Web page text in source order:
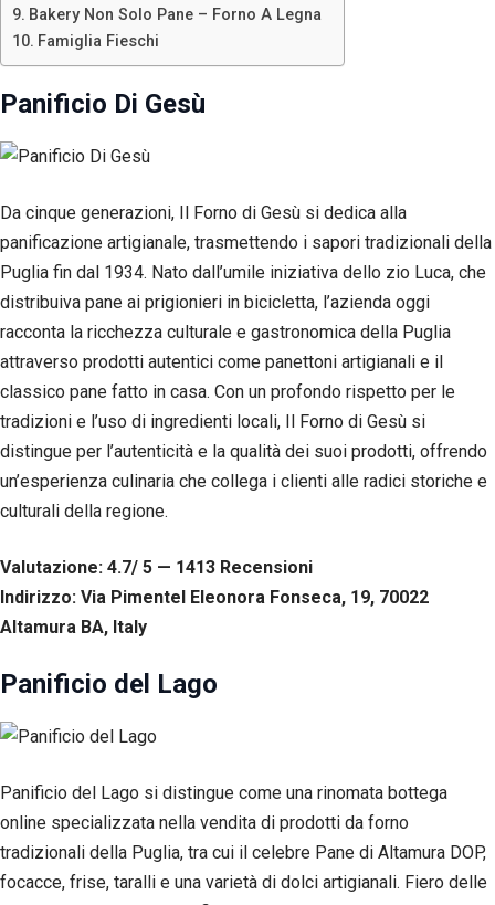
Bakery Non Solo Pane – Forno A Legna
Famiglia Fieschi
Panificio Di Gesù
Da cinque generazioni, Il Forno di Gesù si dedica alla
panificazione artigianale, trasmettendo i sapori tradizionali della
Puglia fin dal 1934. Nato dall’umile iniziativa dello zio Luca, che
distribuiva pane ai prigionieri in bicicletta, l’azienda oggi
racconta la ricchezza culturale e gastronomica della Puglia
attraverso prodotti autentici come panettoni artigianali e il
classico pane fatto in casa. Con un profondo rispetto per le
tradizioni e l’uso di ingredienti locali, Il Forno di Gesù si
distingue per l’autenticità e la qualità dei suoi prodotti, offrendo
un’esperienza culinaria che collega i clienti alle radici storiche e
culturali della regione.
Valutazione: 4.7/ 5 — 1413 Recensioni
Indirizzo: Via Pimentel Eleonora Fonseca, 19, 70022
Altamura BA, Italy
Panificio del Lago
Panificio del Lago si distingue come una rinomata bottega
online specializzata nella vendita di prodotti da forno
tradizionali della Puglia, tra cui il celebre Pane di Altamura DOP,
focacce, frise, taralli e una varietà di dolci artigianali. Fiero delle